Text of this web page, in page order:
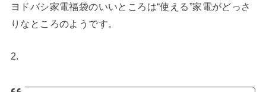
ヨドバシ家電福袋のいいところは“使える”家電がどっさ
りなところのようです。
2.